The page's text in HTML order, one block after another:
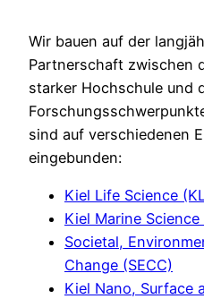
Wir bauen auf der
Partnerschaft zwischen
starker Hochschule und
sind auf verschiedenen
eingebunden:
Kiel Life Science
Kiel Marine Science
Societal,
Change (SECC)
Kiel Nano, Surface